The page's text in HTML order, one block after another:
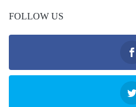
FOLLOW US